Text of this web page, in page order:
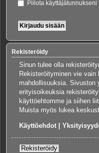
Piilota käyttäjätunnukseni
Rekisteröidy
Sinun tulee olla
Rekisteröityminen vie
mahdollisuuksia. Sivuston
erityisoikeuksia
käyttöehtomme ja siihen
Muista myös lukea
Käyttöehdot|
Rekisteröidy